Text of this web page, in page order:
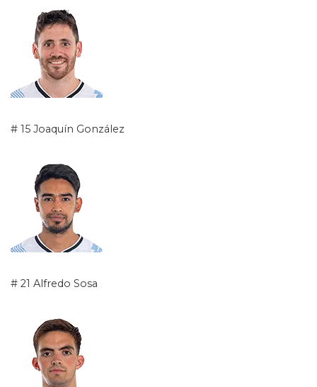
# 15 Joaquín González
# 21 Alfredo Sosa